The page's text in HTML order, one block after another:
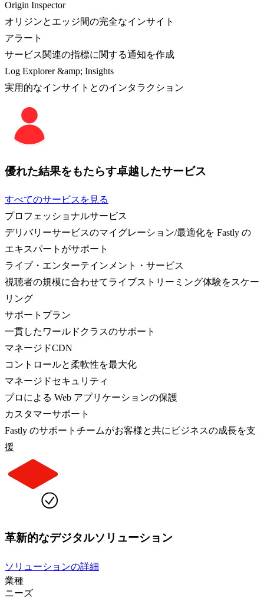
Origin Inspector
オリジンとエッジ間の完全なインサイト
アラート
サービス関連の指標に関する通知を作成
Log Explorer &amp; Insights
実用的なインサイトとのインタラクション
優れた結果をもたらす卓越したサービス
すべてのサービスを見る
プロフェッショナルサービス
デリバリーサービスのマイグレーション/最適化を Fastly の
エキスパートがサポート
ライブ・エンターテインメント・サービス
視聴者の規模に合わせてライブストリーミング体験をスケー
リング
サポートプラン
一貫したワールドクラスのサポート
マネージドCDN
コントロールと柔軟性を最大化
マネージドセキュリティ
プロによる Web アプリケーションの保護
カスタマーサポート
Fastly のサポートチームがお客様と共にビジネスの成長を支
援
革新的なデジタルソリューション
ソリューションの詳細
業種
ニーズ